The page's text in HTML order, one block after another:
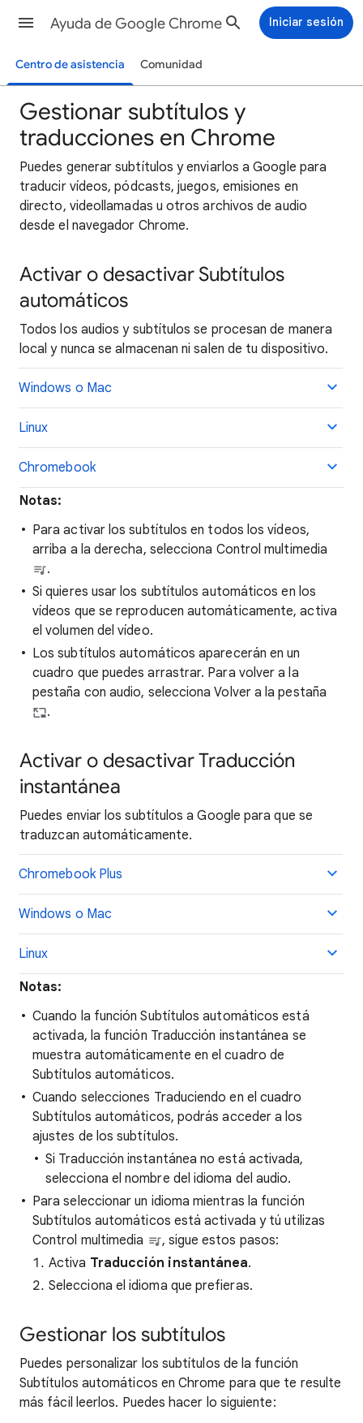
Ayuda de Google Chrome Iniciar sesión
Centro de asistencia Comunidad
Gestionar subtítulos y
traducciones en Chrome
Puedes generar subtítulos y enviarlos a Google para
traducir vídeos, pódcasts, juegos, emisiones en
directo, videollamadas u otros archivos de audio
desde el navegador Chrome.
Activar o desactivar Subtítulos
automáticos
Todos los audios y subtítulos se procesan de manera
local y nunca se almacenan ni salen de tu dispositivo.
Windows o Mac
Linux
Chromebook
Notas:
Para activar los subtítulos en todos los vídeos,
arriba a la derecha, selecciona Control multimedia
.
Si quieres usar los subtítulos automáticos en los
vídeos que se reproducen automáticamente, activa
el volumen del vídeo.
Los subtítulos automáticos aparecerán en un
cuadro que puedes arrastrar. Para volver a la
pestaña con audio, selecciona Volver a la pestaña
.
Activar o desactivar Traducción
instantánea
Puedes enviar los subtítulos a Google para que se
traduzcan automáticamente.
Chromebook Plus
Windows o Mac
Linux
Notas:
Cuando la función Subtítulos automáticos está
activada, la función Traducción instantánea se
muestra automáticamente en el cuadro de
Subtítulos automáticos.
Cuando selecciones Traduciendo en el cuadro
Subtítulos automáticos, podrás acceder a los
ajustes de los subtítulos.
Si Traducción instantánea no está activada,
selecciona el nombre del idioma del audio.
Para seleccionar un idioma mientras la función
Subtítulos automáticos está activada y tú utilizas
Control multimedia
, sigue estos pasos:
Activa Traducción instantánea.
Selecciona el idioma que prefieras.
Gestionar los subtítulos
Puedes personalizar los subtítulos de la función
Subtítulos automáticos en Chrome para que te resulte
más fácil leerlos. Puedes hacer lo siguiente: